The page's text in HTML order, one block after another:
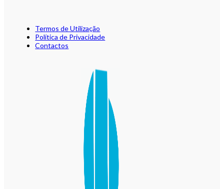
Termos de Utilização
Política de Privacidade
Contactos